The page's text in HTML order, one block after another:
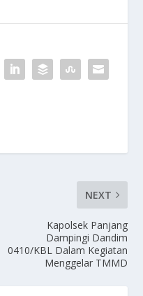
NEXT
Kapolsek Panjang
Dampingi Dandim
0410/KBL Dalam Kegiatan
Menggelar TMMD